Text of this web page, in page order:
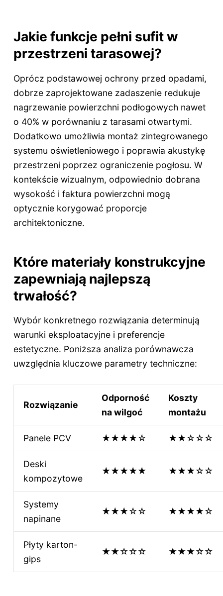
Jakie funkcje pełni sufit w
przestrzeni tarasowej?
Oprócz podstawowej ochrony przed opadami,
dobrze zaprojektowane zadaszenie redukuje
nagrzewanie powierzchni podłogowych nawet
o 40% w porównaniu z tarasami otwartymi.
Dodatkowo umożliwia montaż zintegrowanego
systemu oświetleniowego i poprawia akustykę
przestrzeni poprzez ograniczenie pogłosu. W
kontekście wizualnym, odpowiednio dobrana
wysokość i faktura powierzchni mogą
optycznie korygować proporcje
architektoniczne.
Które materiały konstrukcyjne
zapewniają najlepszą
trwałość?
Wybór konkretnego rozwiązania determinują
warunki eksploatacyjne i preferencje
estetyczne. Poniższa analiza porównawcza
uwzględnia kluczowe parametry techniczne:
Rozwiązanie
Odporność
na wilgoć
Koszty
montażu
Panele PCV ★★★★☆ ★★☆☆☆
Deski
kompozytowe
★★★★★ ★★★☆☆
Systemy
napinane
★★★☆☆ ★★★★☆
Płyty karton-
gips
★★☆☆☆ ★★★☆☆